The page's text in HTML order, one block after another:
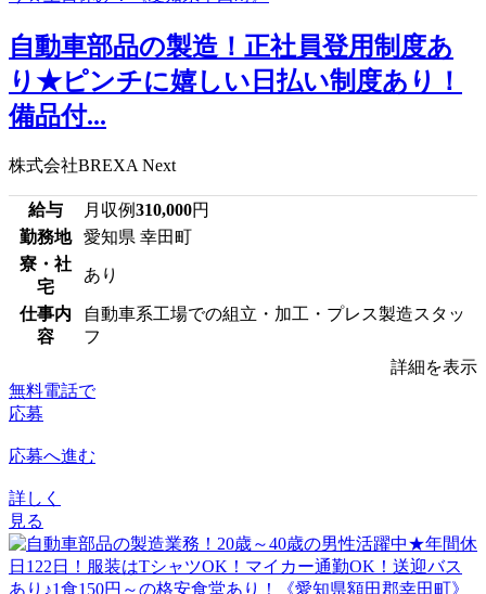
自動車部品の製造！正社員登用制度あ
り★ピンチに嬉しい日払い制度あり！
備品付...
株式会社BREXA Next
給与 月収例310,000円
勤務地
愛知県 幸田町
寮・社
宅
あり
仕事内
容
自動車系工場での組立・加工・プレス製造スタッ
フ
詳細を表示
無料電話で
応募
応募へ進む
詳しく
見る